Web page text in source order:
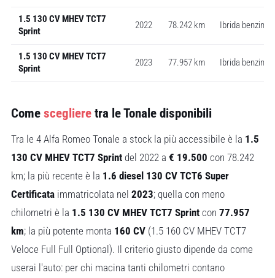
1.5 130 CV MHEV TCT7
Sprint
2022 78.242 km Ibrida benzina
1.5 130 CV MHEV TCT7
Sprint
2023 77.957 km Ibrida benzina
Come scegliere tra le Tonale disponibili
Tra le 4 Alfa Romeo Tonale a stock la più accessibile è la 1.5
130 CV MHEV TCT7 Sprint del 2022 a € 19.500 con 78.242
km; la più recente è la 1.6 diesel 130 CV TCT6 Super
Certificata immatricolata nel 2023; quella con meno
chilometri è la 1.5 130 CV MHEV TCT7 Sprint con 77.957
km; la più potente monta 160 CV (1.5 160 CV MHEV TCT7
Veloce Full Full Optional). Il criterio giusto dipende da come
userai l'auto: per chi macina tanti chilometri contano